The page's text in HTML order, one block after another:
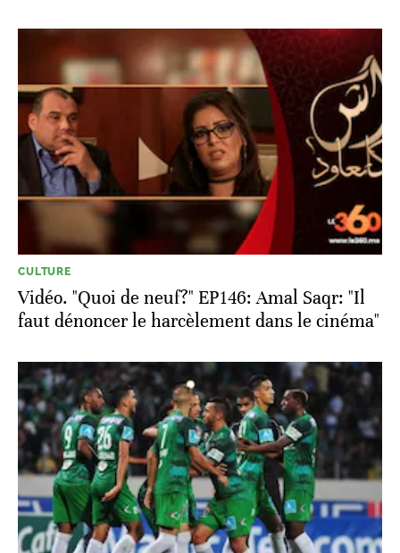
CULTURE
Vidéo. "Quoi de neuf?" EP146: Amal Saqr: "Il
faut dénoncer le harcèlement dans le cinéma"